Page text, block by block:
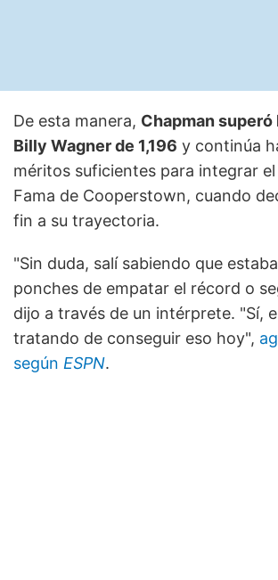
De esta manera, Chapman superó
Billy Wagner de 1,196 y continúa
méritos suficientes para integrar el
Fama de Cooperstown, cuando
fin a su trayectoria.
"Sin duda, salí sabiendo que
ponches de empatar el récord o
dijo a través de un intérprete. "Sí,
tratando de conseguir eso hoy",
según ESPN.